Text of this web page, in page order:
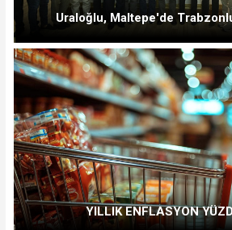
Uraloğlu, Maltepe'de
YILLIK ENFLASYON